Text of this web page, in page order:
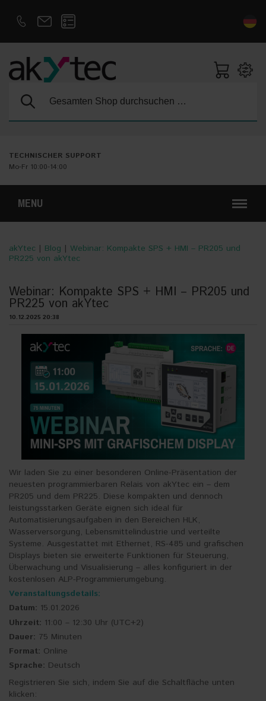
Suche:
TECHNISCHER SUPPORT
Mo-Fr 10:00-14:00
MENU
akYtec | Blog | Webinar: Kompakte SPS + HMI – PR205 und
PR225 von akYtec
Webinar: Kompakte SPS + HMI – PR205 und
PR225 von akYtec
10.12.2025 20:38
Wir laden Sie zu einer besonderen Online-Präsentation der
neuesten programmierbaren Relais von akYtec ein – dem
PR205 und dem PR225. Diese kompakten und dennoch
leistungsstarken Geräte eignen sich ideal für
Automatisierungsaufgaben in den Bereichen HLK,
Wasserversorgung, Lebensmittelindustrie und verteilte
Systeme. Ausgestattet mit Ethernet, RS-485 und grafischen
Displays bieten sie erweiterte Funktionen für Steuerung,
Überwachung und Visualisierung – alles konfiguriert in der
kostenlosen ALP-Programmierumgebung.
Veranstaltungsdetails:
Datum: 15.01.2026
Uhrzeit: 11:00 – 12:30 Uhr (UTC+2)
Dauer: 75 Minuten
Format: Online
Sprache: Deutsch
Registrieren Sie sich, indem Sie auf die Schaltfläche unten
klicken: